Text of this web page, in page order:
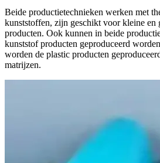
Beide productietechnieken werken met
kunststoffen, zijn geschikt voor kleine en
producten. Ook kunnen in beide
kunststof producten geproduceerd
worden de plastic producten
matrijzen.